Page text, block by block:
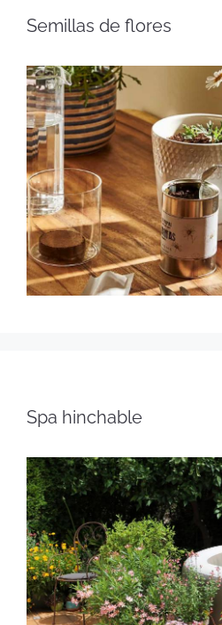
Semillas de flores
Spa hinchable